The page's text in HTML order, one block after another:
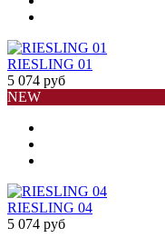
RIESLING 01
5 074 руб
NEW
RIESLING 04
5 074 руб